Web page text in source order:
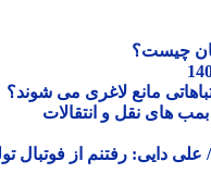
چیست؟
مانع لاغری می شوند؟
نقل و انتقالات
رفتنم از فوتبال تولد